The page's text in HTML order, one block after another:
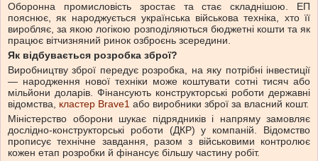
Оборонна промисловість зростає та стає складнішою. ЕП
пояснює, як народжується українська військова техніка, хто її
виробляє, за якою логікою розподіляються бюджетні кошти та як
працює вітчизняний ринок озброєнь зсередини.
Як відбувається розробка зброї?
Виробництву зброї передує розробка, на яку потрібні інвестиції
— народження нової техніки може коштувати сотні тисяч або
мільйони доларів. Фінансують конструкторські роботи державні
відомства, кластер Brave1 або виробники зброї за власний кошт.
Міністерство оборони шукає підрядників і напряму замовляє
дослідно-конструкторські роботи (ДКР) у компаній. Відомство
прописує технічне завдання, разом з військовими контролює
кожен етап розробки й фінансує більшу частину робіт.